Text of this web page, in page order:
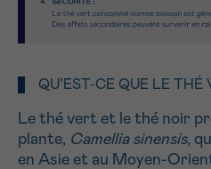
QU’EST-CE QUE LE THÉ
Le thé vert et le thé noir
plante, Camellia sinensis,
en Asie et au Moyen-
Je souhaite être
NOM
16h-18h
Suivant